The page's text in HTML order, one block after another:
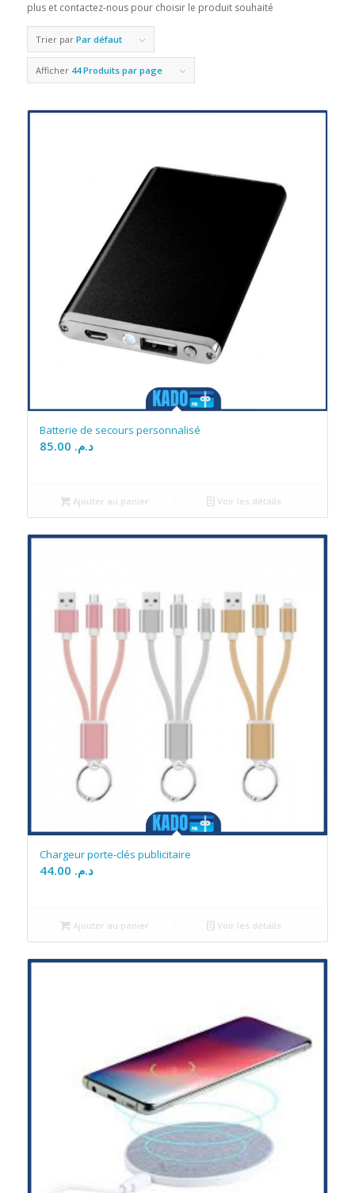
plus et contactez-nous pour choisir le produit souhaité
Trier par Par défaut
Afficher 44 Produits par page
Batterie de secours personnalisé
د.م.
Ajouter au panier Voir les détails
Chargeur porte-clés publicitaire
د.م.
Ajouter au panier Voir les détails